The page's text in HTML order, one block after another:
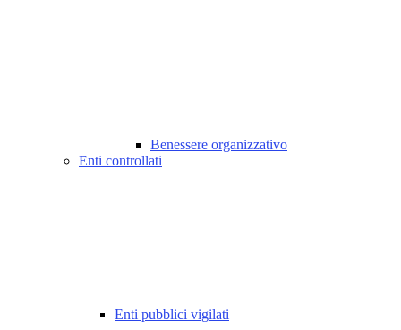
Benessere organizzativo
Enti controllati
Enti pubblici vigilati